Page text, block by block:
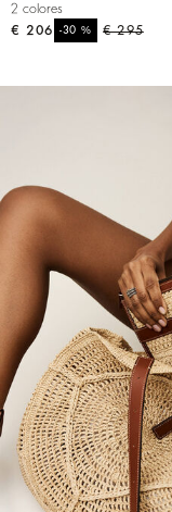
2 colores
€ 295
-30%
€ 206